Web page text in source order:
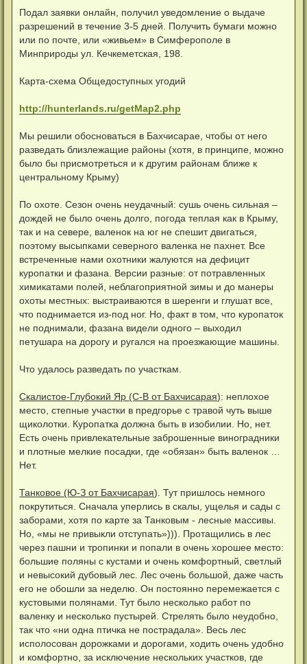
Подал заявки онлайн, получил уведомление о выдаче
разрешений в течение 3-5 дней. Получить бумаги можно
или по почте, или «живьем» в Симферополе в
Минприроды ул. Кечкеметская, 198.
Карта-схема Общедоступных угодий
http://hunterlands.ru/getMap2.php
Мы решили обосноваться в Бахчисарае, чтобы от него
разведать близлежащие районы (хотя, в принципе, можно
было бы присмотреться и к другим районам ближе к
центральному Крыму)
По охоте. Сезон очень неудачный: сушь очень сильная –
дождей не было очень долго, погода теплая как в Крыму,
так и на севере, валенок на юг не спешит двигаться,
поэтому высыпками северного валенка не пахнет. Все
встреченные нами охотники жалуются на дефицит
куропатки и фазана. Версии разные: от потравленных
химикатами полей, неблагоприятной зимы и до манеры
охоты местных: выстраиваются в шеренги и глушат все,
что поднимается из-под ног. Но, факт в том, что куропаток
не поднимали, фазана видели одного – выходил
петушара на дорогу и ругался на проезжающие машины.
Что удалось разведать по участкам.
Скалистое-Глубокий Яр (С-В от Бахчисарая): неплохое
место, степные участки в предгорье с травой чуть выше
щиколотки. Куропатка должна быть в изобилии. Но, нет.
Есть очень привлекательные заброшенные виноградники
и плотные мелкие посадки, где «обязан» быть валенок …
Нет.
Танковое (Ю-З от Бахчисарая) . Тут пришлось немного
покрутиться. Сначала уперлись в скалы, ущелья и сады с
заборами, хотя по карте за Танковым - лесные массивы.
Но, «мы не привыкли отступать»))). Протащились в лес
через пашни и тропинки и попали в очень хорошее место:
большие поляны с кустами и очень комфортный, светлый
и невысокий дубовый лес. Лес очень большой, даже часть
его не обошли за неделю. Он постоянно перемежается с
кустовыми полянами. Тут было несколько работ по
валенку и несколько пустырей. Стрелять было неудобно,
так что «ни одна птичка не пострадала». Весь лес
исполосован дорожками и дорогами, ходить очень удобно
и комфортно, за исключение нескольких участков, где